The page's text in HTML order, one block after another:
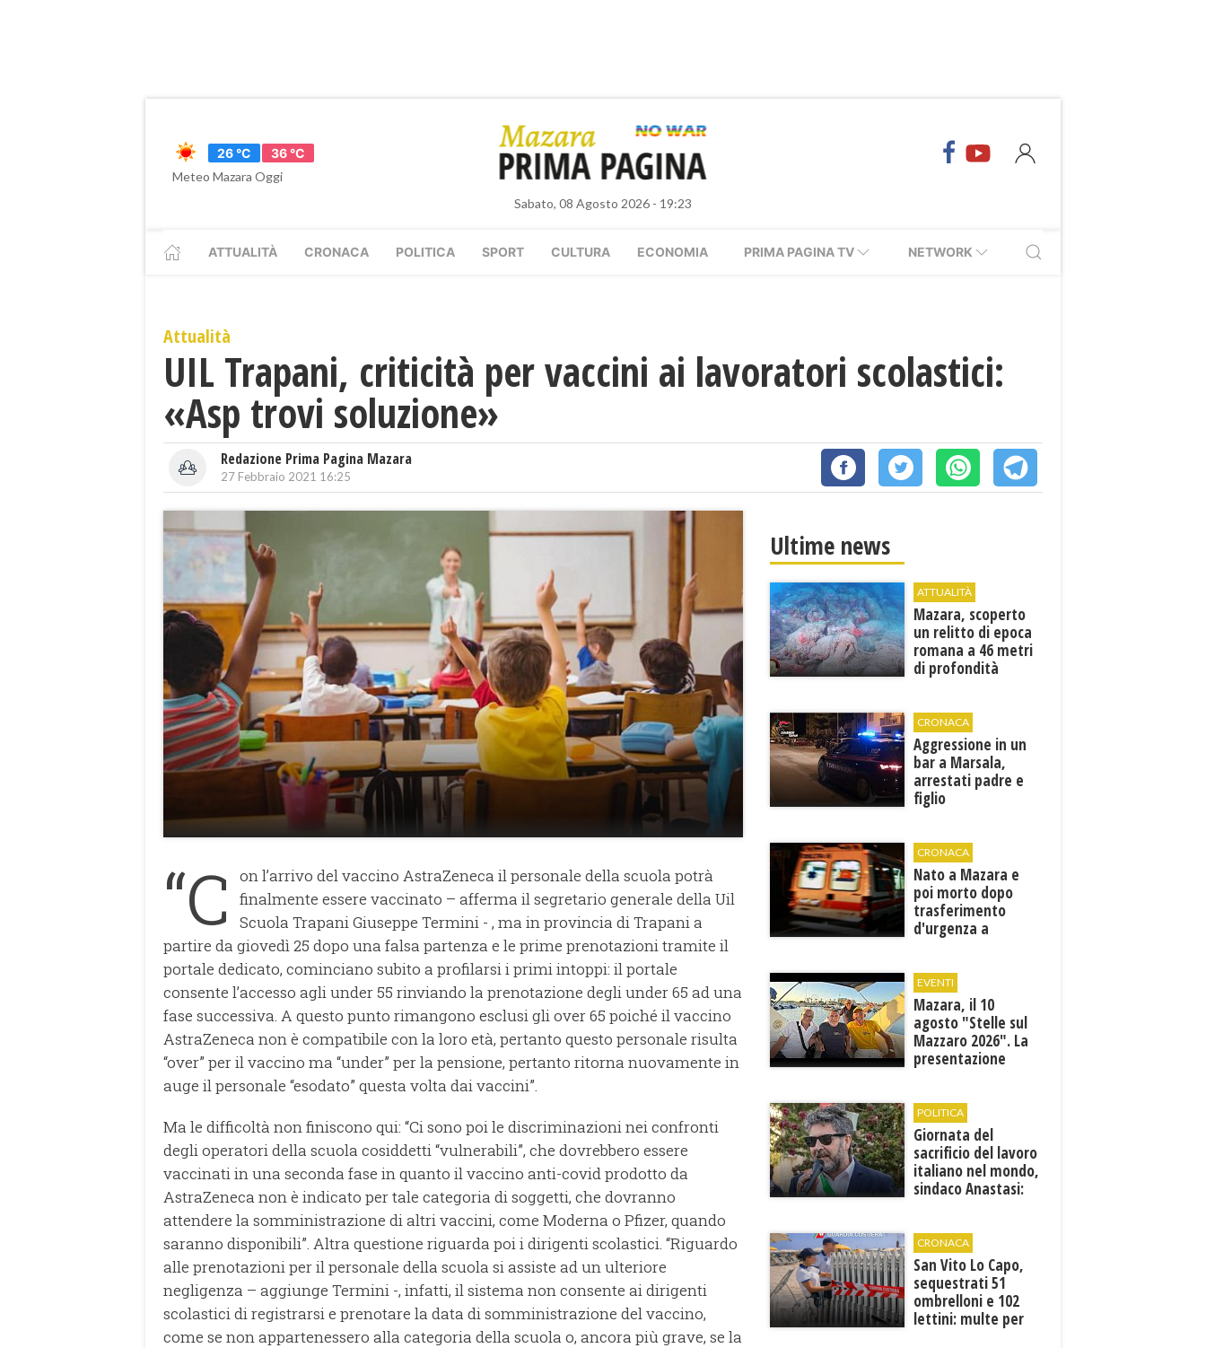
26 °C
36 °C
Meteo Mazara Oggi
Sabato, 08 Agosto 2026 - 19:23
ATTUALITÀ CRONACA POLITICA SPORT CULTURA ECONOMIA PRIMA PAGINA TV NETWORK
Attualità
UIL Trapani, criticità per vaccini ai lavoratori scolastici:
«Asp trovi soluzione»
Redazione Prima Pagina Mazara
27 Febbraio 2021 16:25
“C
on l’arrivo del vaccino AstraZeneca il personale della scuola potrà
finalmente essere vaccinato – afferma il segretario generale della Uil
Scuola Trapani Giuseppe Termini - , ma in provincia di Trapani a
partire da giovedì 25 dopo una falsa partenza e le prime prenotazioni tramite il
portale dedicato, cominciano subito a profilarsi i primi intoppi: il portale
consente l’accesso agli under 55 rinviando la prenotazione degli under 65 ad una
fase successiva. A questo punto rimangono esclusi gli over 65 poiché il vaccino
AstraZeneca non è compatibile con la loro età, pertanto questo personale risulta
“over” per il vaccino ma “under” per la pensione, pertanto ritorna nuovamente in
auge il personale “esodato” questa volta dai vaccini”.
Ma le difficoltà non finiscono qui: “Ci sono poi le discriminazioni nei confronti
degli operatori della scuola cosiddetti “vulnerabili”, che dovrebbero essere
vaccinati in una seconda fase in quanto il vaccino anti-covid prodotto da
AstraZeneca non è indicato per tale categoria di soggetti, che dovranno
attendere la somministrazione di altri vaccini, come Moderna o Pfizer, quando
saranno disponibili”. Altra questione riguarda poi i dirigenti scolastici. “Riguardo
alle prenotazioni per il personale della scuola si assiste ad un ulteriore
negligenza – aggiunge Termini -, infatti, il sistema non consente ai dirigenti
scolastici di registrarsi e prenotare la data di somministrazione del vaccino,
come se non appartenessero alla categoria della scuola o, ancora più grave, se la
Ultime news
ATTUALITÀ
Mazara, scoperto
un relitto di epoca
romana a 46 metri
di profondità
CRONACA
Aggressione in un
bar a Marsala,
arrestati padre e
figlio
CRONACA
Nato a Mazara e
poi morto dopo
trasferimento
d'urgenza a
EVENTI
Mazara, il 10
agosto "Stelle sul
Mazzaro 2026". La
presentazione
POLITICA
Giornata del
sacrificio del lavoro
italiano nel mondo,
sindaco Anastasi:
presente”
CRONACA
San Vito Lo Capo,
sequestrati 51
ombrelloni e 102
lettini: multe per